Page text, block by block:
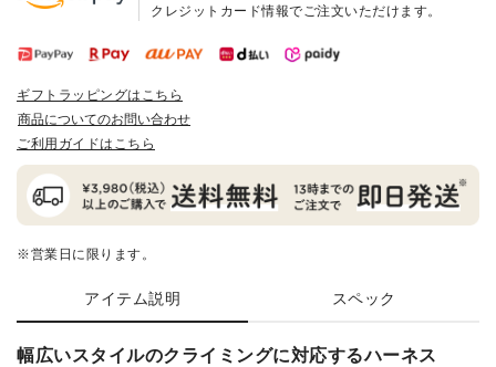
クレジットカード情報でご注文いただけます。
ギフトラッピングはこちら
商品についてのお問い合わせ
ご利用ガイドはこちら
※営業日に限ります。
アイテム説明 スペック
幅広いスタイルのクライミングに対応するハーネス